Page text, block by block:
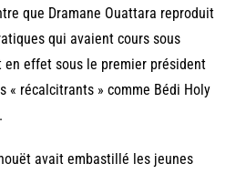
que Dramane Ouattara reproduit
qui avaient cours sous
en effet sous le premier président
« récalcitrants » comme Bédi Holy
avait embastillé les jeunes